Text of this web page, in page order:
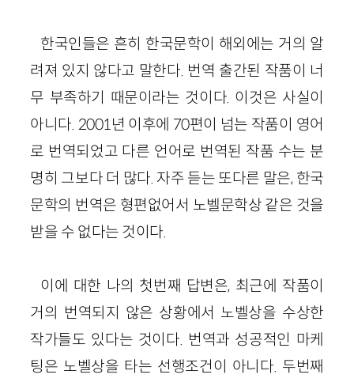
한국인들은 흔히 한국문학이 해외에는 거의 알
려져 있지 않다고 말한다. 번역 출간된 작품이 너
무 부족하기 때문이라는 것이다. 이것은 사실이
아니다. 2001년 이후에 70편이 넘는 작품이 영어
로 번역되었고 다른 언어로 번역된 작품 수는 분
명히 그보다 더 많다. 자주 듣는 또다른 말은, 한국
문학의 번역은 형편없어서 노벨문학상 같은 것을
받을 수 없다는 것이다.
이에 대한 나의 첫번째 답변은, 최근에 작품이
거의 번역되지 않은 상황에서 노벨상을 수상한
작가들도 있다는 것이다. 번역과 성공적인 마케
팅은 노벨상을 타는 선행조건이 아니다. 두번째